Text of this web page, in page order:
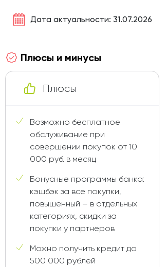
Дата актуальности: 31.07.2026
Плюсы и минусы
Плюсы
Возможно бесплатное
обслуживание при
совершении покупок от 10
000 руб. в месяц
Бонусные программы банка:
кэшбэк за все покупки,
повышенный – в отдельных
категориях, скидки за
покупки у партнеров
Можно получить кредит до
500 000 рублей